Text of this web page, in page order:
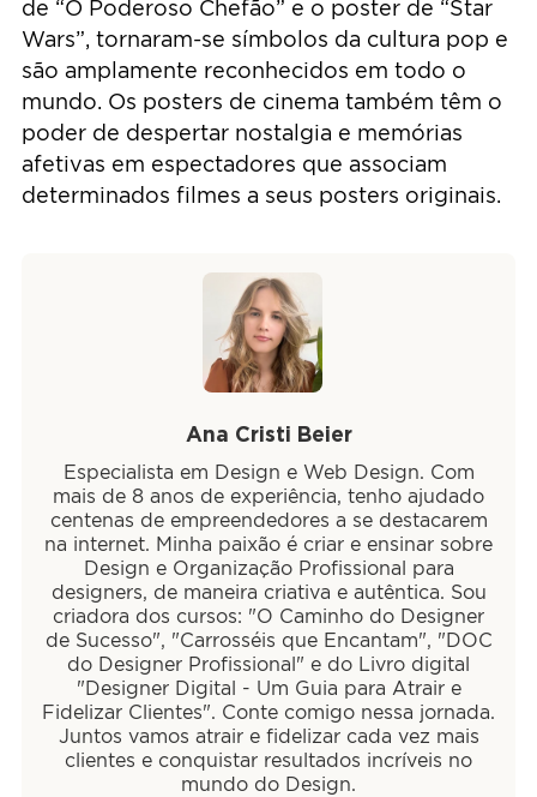
de “O Poderoso Chefão” e o poster de “Star
Wars”, tornaram-se símbolos da cultura pop e
são amplamente reconhecidos em todo o
mundo. Os posters de cinema também têm o
poder de despertar nostalgia e memórias
afetivas em espectadores que associam
determinados filmes a seus posters originais.
Ana Cristi Beier
Especialista em Design e Web Design. Com
mais de 8 anos de experiência, tenho ajudado
centenas de empreendedores a se destacarem
na internet. Minha paixão é criar e ensinar sobre
Design e Organização Profissional para
designers, de maneira criativa e autêntica. Sou
criadora dos cursos: "O Caminho do Designer
de Sucesso", "Carrosséis que Encantam", "DOC
do Designer Profissional" e do Livro digital
"Designer Digital - Um Guia para Atrair e
Fidelizar Clientes". Conte comigo nessa jornada.
Juntos vamos atrair e fidelizar cada vez mais
clientes e conquistar resultados incríveis no
mundo do Design.